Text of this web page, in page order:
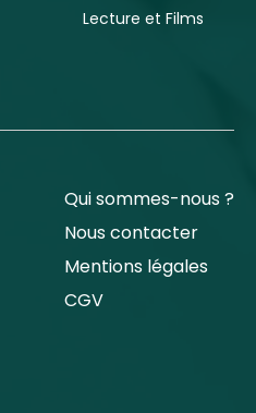
Lecture et Films
Qui sommes-nous ?
Nous contacter
Mentions légales
CGV